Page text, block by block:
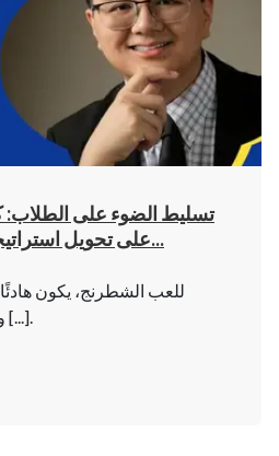
تسليط الضوء على الطلاب:
الإنترنت شركة JC على تحويل استراتيجية...
ومستعدًا للتفكير في عدة [...].